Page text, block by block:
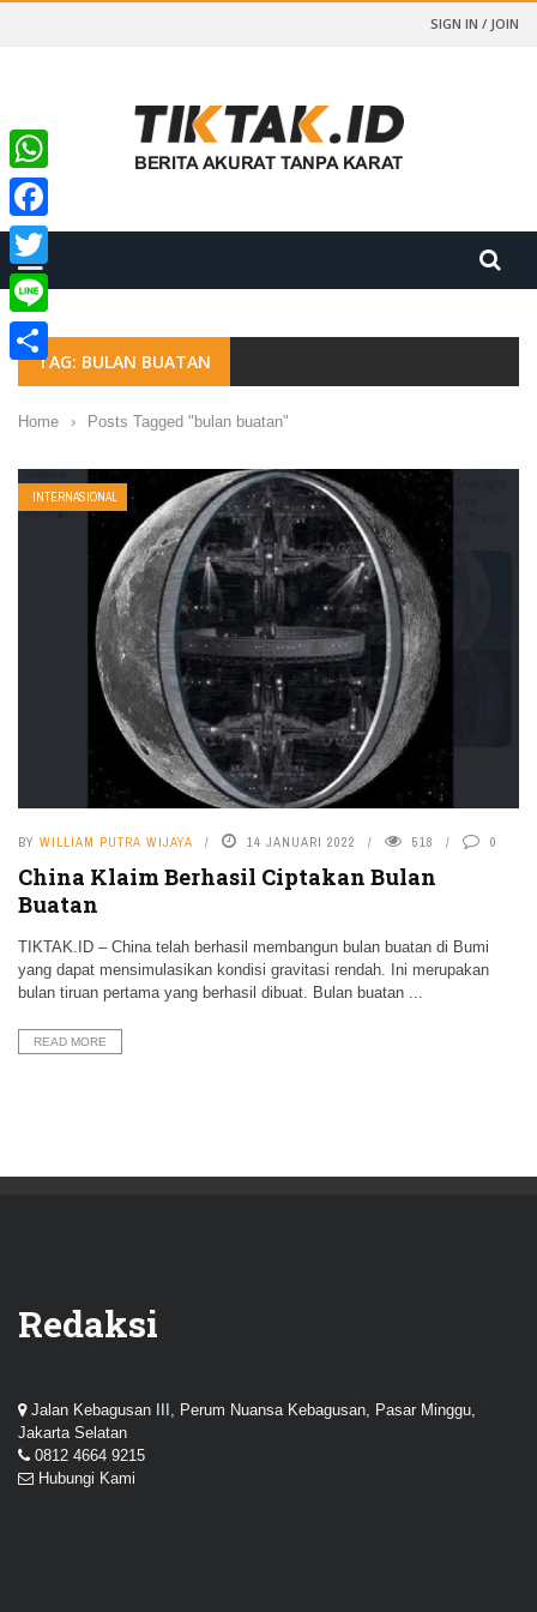
SIGN IN / JOIN
TAG: BULAN BUATAN
Home › Posts Tagged "bulan buatan"
INTERNASIONAL
BY WILLIAM PUTRA WIJAYA 14 JANUARI 2022 518 0
China Klaim Berhasil Ciptakan Bulan
Buatan
TIKTAK.ID – China telah berhasil membangun bulan buatan di Bumi
yang dapat mensimulasikan kondisi gravitasi rendah. Ini merupakan
bulan tiruan pertama yang berhasil dibuat. Bulan buatan ...
READ MORE
Redaksi
Jalan Kebagusan III, Perum Nuansa Kebagusan, Pasar Minggu,
Jakarta Selatan
0812 4664 9215
Hubungi Kami
WhatsApp
Facebook
Twitter
Line